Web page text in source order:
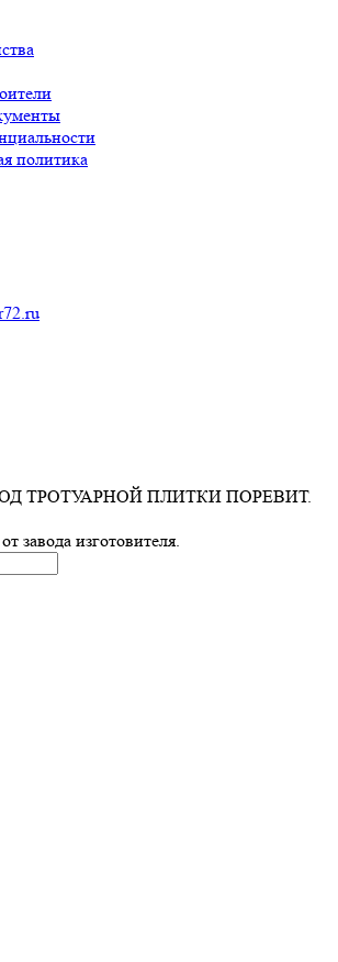
политика
ТРОТУАРНОЙ ПЛИТКИ ПОРЕВИТ.
завода изготовителя.